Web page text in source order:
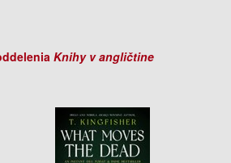
Knihy v angličtine